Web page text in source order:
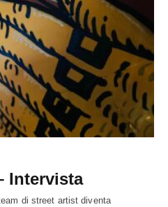
Intervista
di street artist diventa